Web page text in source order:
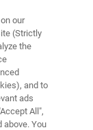
our
(Strictly
the
and to
ads
All",
above. You